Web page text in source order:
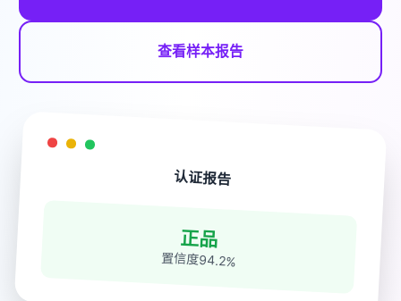
查看样本报告
认证报告
正品
置信度94.2%